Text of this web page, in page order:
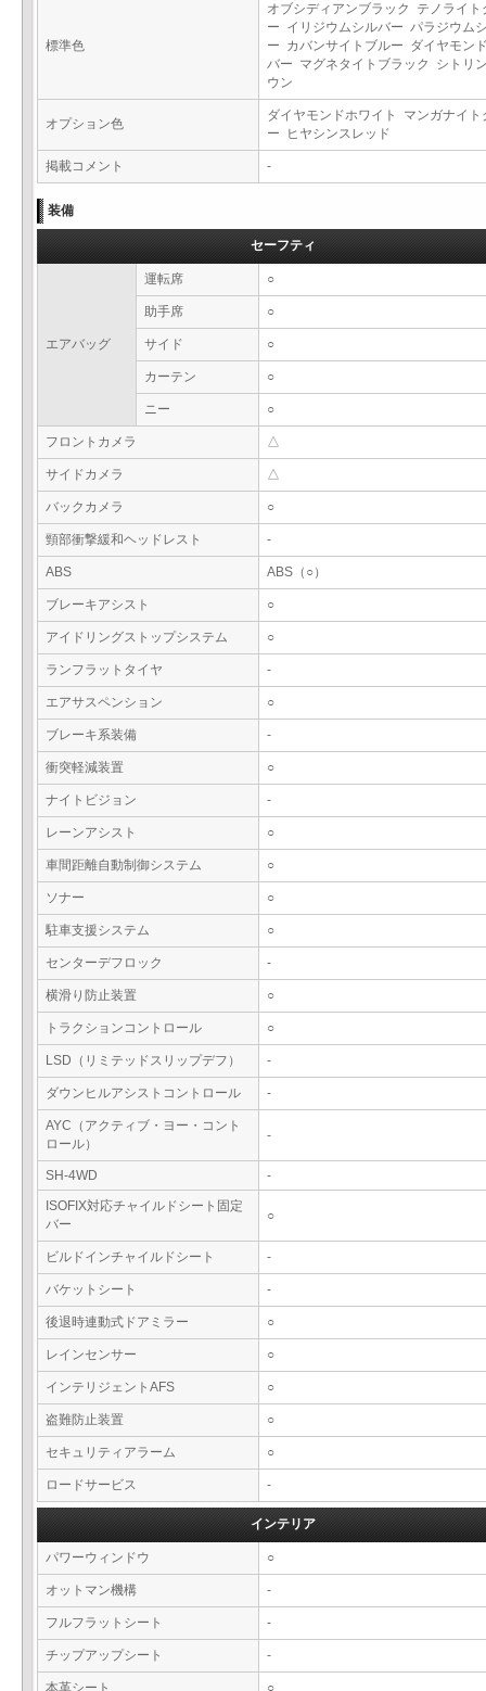
標準色
オブシディアンブラック テノライト
ー イリジウムシルバー パラジウム
ー カバンサイトブルー ダイヤモン
バー マグネタイトブラック シトリ
ウン
オプション色
ダイヤモンドホワイト マンガナイト
ー ヒヤシンスレッド
掲載コメント -
装備
セーフティ
エアバッグ
運転席 ○
助手席 ○
サイド ○
カーテン ○
ニー ○
フロントカメラ △
サイドカメラ △
バックカメラ ○
頸部衝撃緩和ヘッドレスト -
ABS ABS（○）
ブレーキアシスト ○
アイドリングストップシステム ○
ランフラットタイヤ -
エアサスペンション ○
ブレーキ系装備 -
衝突軽減装置 ○
ナイトビジョン -
レーンアシスト ○
車間距離自動制御システム ○
ソナー ○
駐車支援システム ○
センターデフロック -
横滑り防止装置 ○
トラクションコントロール ○
LSD（リミテッドスリップデフ） -
ダウンヒルアシストコントロール -
AYC（アクティブ・ヨー・コント
ロール）
-
SH-4WD
-
ISOFIX対応チャイルドシート固定
バー
○
ビルドインチャイルドシート -
バケットシート -
後退時連動式ドアミラー ○
レインセンサー ○
インテリジェントAFS ○
盗難防止装置 ○
セキュリティアラーム ○
ロードサービス -
インテリア
パワーウィンドウ ○
オットマン機構 -
フルフラットシート -
チップアップシート -
本革シート ○